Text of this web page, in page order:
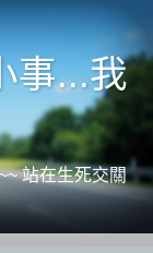
事...我
站在生死交關